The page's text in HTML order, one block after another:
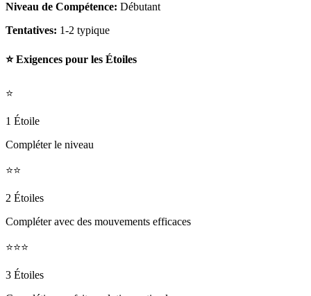
Niveau de Compétence: Débutant
Tentatives: 1-2 typique
⭐ Exigences pour les Étoiles
⭐
1 Étoile
Compléter le niveau
⭐⭐
2 Étoiles
Compléter avec des mouvements efficaces
⭐⭐⭐
3 Étoiles